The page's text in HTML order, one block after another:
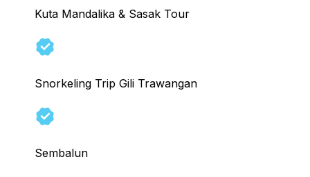
Kuta Mandalika & Sasak Tour
Snorkeling Trip Gili Trawangan
Sembalun